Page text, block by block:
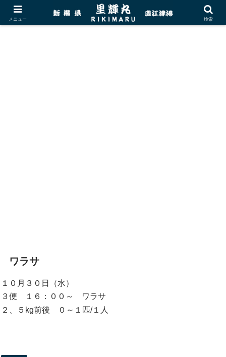
ワラサ
１０月３０日（水）
３便 １６：００～ ワラサ
２、５kg前後 ０～１匹/１人
メニュー 検索